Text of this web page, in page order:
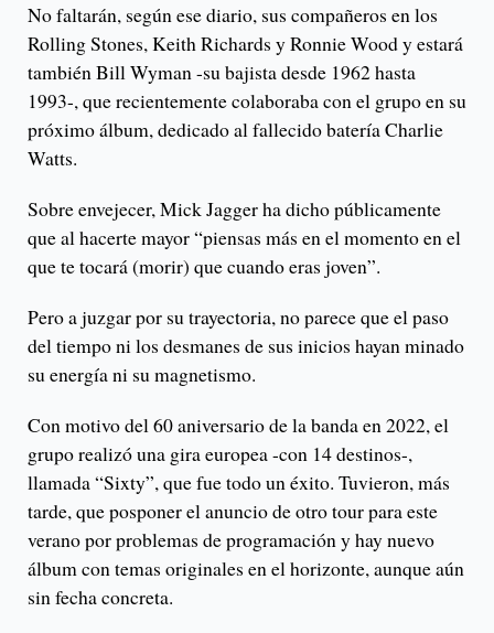
No faltarán, según ese diario, sus compañeros en los
Rolling Stones, Keith Richards y Ronnie Wood y estará
también Bill Wyman -su bajista desde 1962 hasta
1993-, que recientemente colaboraba con el grupo en su
próximo álbum, dedicado al fallecido batería Charlie
Watts.
Sobre envejecer, Mick Jagger ha dicho públicamente
que al hacerte mayor “piensas más en el momento en el
que te tocará (morir) que cuando eras joven”.
Pero a juzgar por su trayectoria, no parece que el paso
del tiempo ni los desmanes de sus inicios hayan minado
su energía ni su magnetismo.
Con motivo del 60 aniversario de la banda en 2022, el
grupo realizó una gira europea -con 14 destinos-,
llamada “Sixty”, que fue todo un éxito. Tuvieron, más
tarde, que posponer el anuncio de otro tour para este
verano por problemas de programación y hay nuevo
álbum con temas originales en el horizonte, aunque aún
sin fecha concreta.